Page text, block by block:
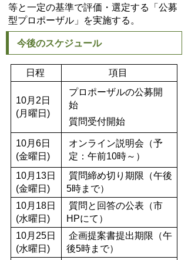
等と一定の基準で評価・選定する「公募
型プロポーザル」を実施する。
今後のスケジュール
日程 項目
10月2日
(月曜日)
プロポーザルの公募開
始
質問受付開始
10月6日
(金曜日)
オンライン説明会（予
定：午前10時～）
10月13日
(金曜日)
質問締め切り期限（午後
5時まで）
10月18日
(水曜日)
質問と回答の公表（市
HPにて）
10月25日
(水曜日)
企画提案書提出期限（午
後5時まで）